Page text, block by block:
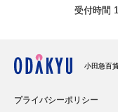
受付時間
小田急百
プライバシーポリシー